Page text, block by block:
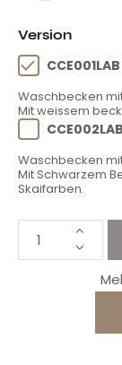
Version
CCE001LAB
Waschbecken
Mit weissem
CCE002LAB
Waschbecken
Mit Schwarzem
Skaifarben.